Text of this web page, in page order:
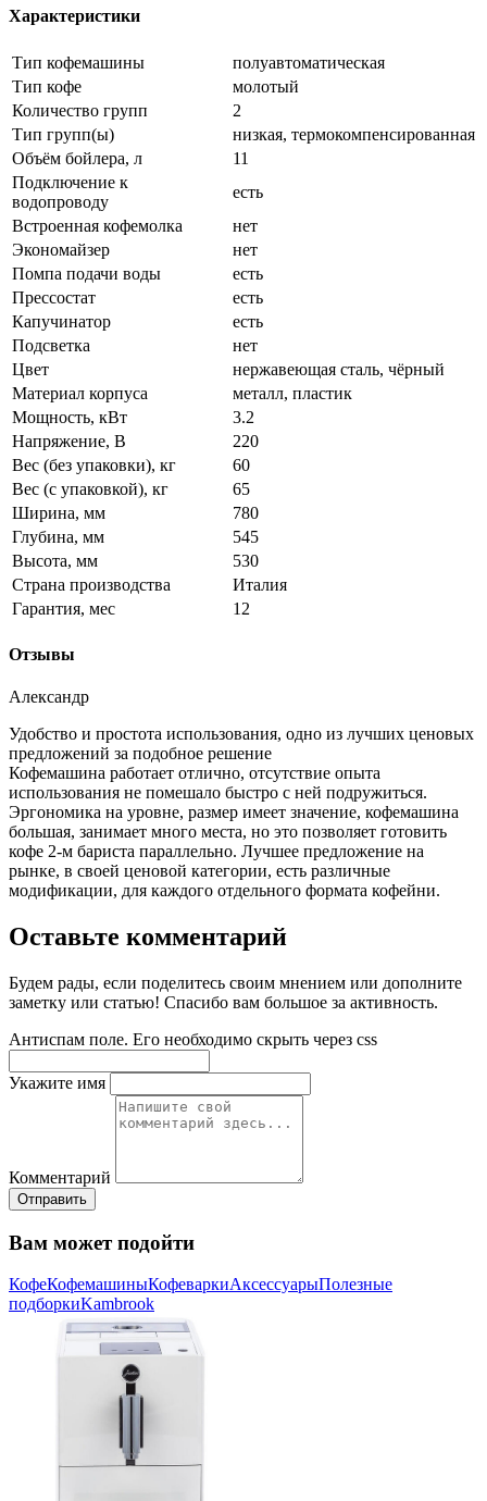
Характеристики
Тип кофемашины
полуавтоматическая
Тип кофе
молотый
Количество групп
2
Тип групп(ы)
низкая, термокомпенсированная
Объём бойлера, л
11
Подключение к
водопроводу
есть
Встроенная кофемолка
нет
Экономайзер
нет
Помпа подачи воды
есть
Прессостат
есть
Капучинатор
есть
Подсветка
нет
Цвет
нержавеющая сталь, чёрный
Материал корпуса
металл, пластик
Мощность, кВт
3.2
Напряжение, В
220
Вес (без упаковки), кг
60
Вес (с упаковкой), кг
65
Ширина, мм
780
Глубина, мм
545
Высота, мм
530
Страна производства
Италия
Гарантия, мес
12
Отзывы
Александр
Удобство и простота использования, одно из лучших ценовых
предложений за подобное решение
Кофемашина работает отлично, отсутствие опыта
использования не помешало быстро с ней подружиться.
Эргономика на уровне, размер имеет значение, кофемашина
большая, занимает много места, но это позволяет готовить
кофе 2-м бариста параллельно. Лучшее предложение на
рынке, в своей ценовой категории, есть различные
модификации, для каждого отдельного формата кофейни.
Оставьте комментарий
Будем рады, если поделитесь своим мнением или дополните
заметку или статью! Спасибо вам большое за активность.
Антиспам поле. Его необходимо скрыть через css
Укажите имя
Комментарий
Отправить
Вам может подойти
КофеКофемашиныКофеваркиАксессуарыПолезные
подборкиKambrook